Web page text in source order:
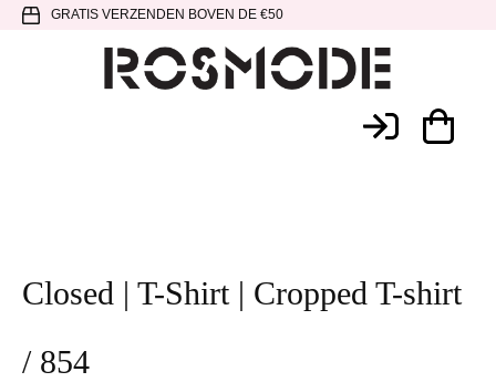
Spring
hoofdnavigatie
Door
SpringGRATIS VERZENDEN BOVEN DE €50
Closed | T-Shirt | Cropped T-shirt
/ 854